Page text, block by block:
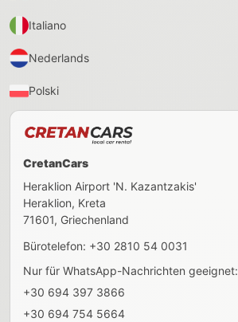
Italiano
Nederlands
Polski
CretanCars
Heraklion Airport 'N. Kazantzakis'
Heraklion, Kreta
71601, Griechenland
Bürotelefon: +30 2810 54 0031
Nur für WhatsApp-Nachrichten geeignet:
+30 694 397 3866
+30 694 754 5664